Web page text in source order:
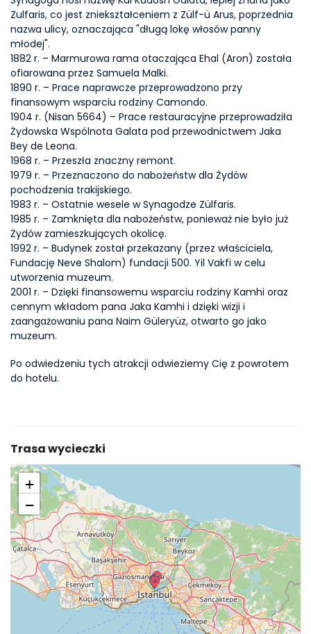
Zulfaris, co jest zniekształceniem z Zülf-ü Arus, poprzednia
nazwa ulicy, oznaczająca "długą lokę włosów panny
młodej".
1882 r. – Marmurowa rama otaczająca Ehal (Aron) została
ofiarowana przez Samuela Malki.
1890 r. – Prace naprawcze przeprowadzono przy
finansowym wsparciu rodziny Camondo.
1904 r. (Nisan 5664) – Prace restauracyjne przeprowadziła
Żydowska Wspólnota Galata pod przewodnictwem Jaka
Bey de Leona.
1968 r. – Przeszła znaczny remont.
1979 r. – Przeznaczono do nabożeństw dla Żydów
pochodzenia trakijskiego.
1983 r. – Ostatnie wesele w Synagodze Zülfaris.
1985 r. – Zamknięta dla nabożeństw, ponieważ nie było już
Żydów zamieszkujących okolicę.
1992 r. – Budynek został przekazany (przez właściciela,
Fundację Neve Shalom) fundacji 500. Yil Vakfi w celu
utworzenia muzeum.
2001 r. – Dzięki finansowemu wsparciu rodziny Kamhi oraz
cennym wkładom pana Jaka Kamhi i dzięki wizji i
zaangażowaniu pana Naim Güleryüz, otwarto go jako
muzeum.
Po odwiedzeniu tych atrakcji odwieziemy Cię z powrotem
do hotelu.
Trasa wycieczki
+
−